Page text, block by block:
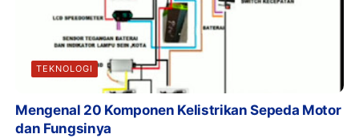
TEKNOLOGI
Mengenal 20 Komponen Kelistrikan Sepeda Motor
dan Fungsinya